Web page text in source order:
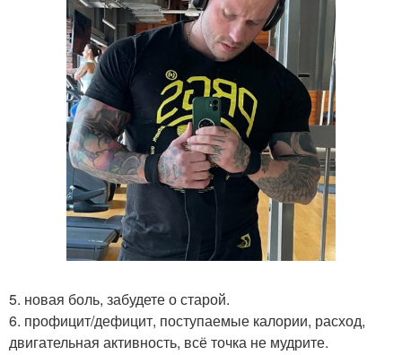
5. новая боль, забудете о старой.
6. профицит/дефицит, поступаемые калории, расход,
двигательная активность, всё точка не мудрите.